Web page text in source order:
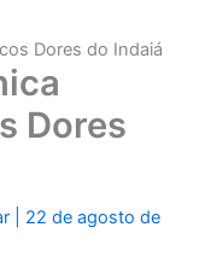
Dores do Indaiá
Dores
22 de agosto de